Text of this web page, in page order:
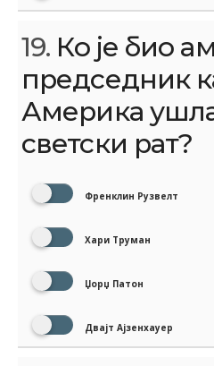
19. Ко је био
председник
Америка
светски рат?
Френклин Рузвелт
Хари Труман
Џорџ Патон
Двајт Ајзенхауер